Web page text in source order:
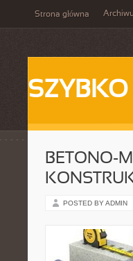
Strona główna
SZYBKO
BETONO-
POSTED BY ADMIN